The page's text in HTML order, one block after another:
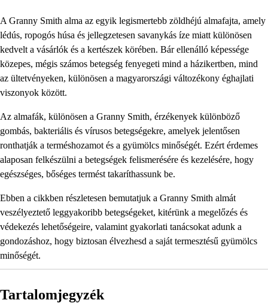
A Granny Smith alma az egyik legismertebb zöldhéjú almafajta, amely
lédús, ropogós húsa és jellegzetesen savanykás íze miatt különösen
kedvelt a vásárlók és a kertészek körében. Bár ellenálló képessége
közepes, mégis számos betegség fenyegeti mind a házikertben, mind
az ültetvényeken, különösen a magyarországi változékony éghajlati
viszonyok között.
Az almafák, különösen a Granny Smith, érzékenyek különböző
gombás, bakteriális és vírusos betegségekre, amelyek jelentősen
ronthatják a terméshozamot és a gyümölcs minőségét. Ezért érdemes
alaposan felkészülni a betegségek felismerésére és kezelésére, hogy
egészséges, bőséges termést takaríthassunk be.
Ebben a cikkben részletesen bemutatjuk a Granny Smith almát
veszélyeztető leggyakoribb betegségeket, kitérünk a megelőzés és
védekezés lehetőségeire, valamint gyakorlati tanácsokat adunk a
gondozáshoz, hogy biztosan élvezhesd a saját termesztésű gyümölcs
minőségét.
Tartalomjegyzék